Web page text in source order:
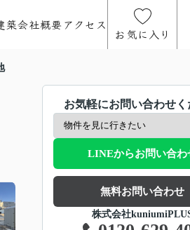
築会社概要アクセス
お気に入り
お気軽にお問い合わせく
LINEからお問い合わ
無料お問い合わせ
株式会社